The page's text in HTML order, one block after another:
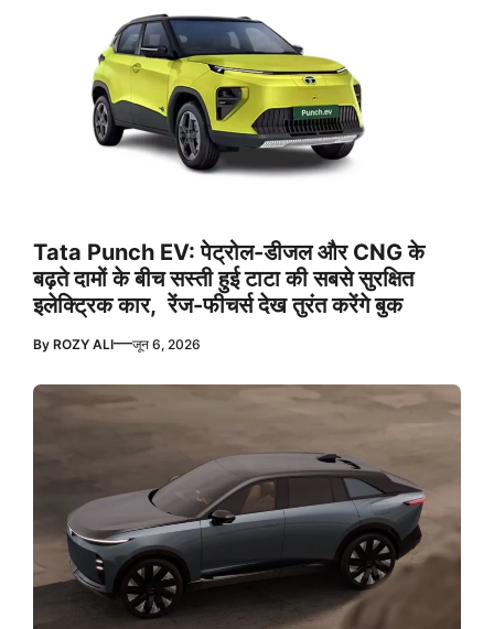
Tata Punch EV: पेट्रोल-डीजल और CNG के
बढ़ते दामों के बीच सस्ती हुई टाटा की सबसे सुरक्षित
इलेक्ट्रिक कार, रेंज-फीचर्स देख तुरंत करेंगे बुक
By ROZY ALI—जून 6, 2026